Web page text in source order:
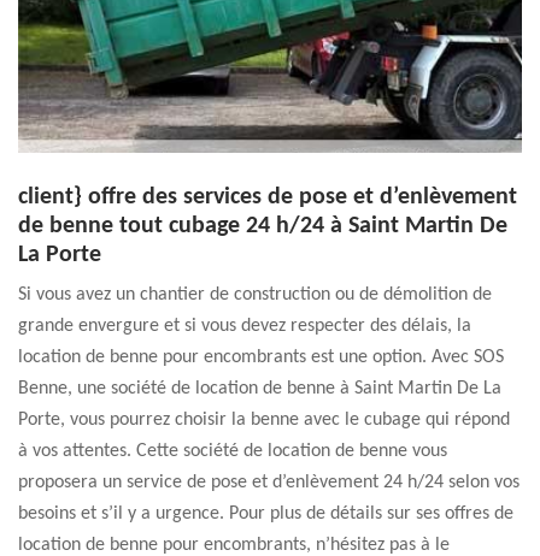
client} offre des services de pose et d’enlèvement
de benne tout cubage 24 h/24 à Saint Martin De
La Porte
Si vous avez un chantier de construction ou de démolition de
grande envergure et si vous devez respecter des délais, la
location de benne pour encombrants est une option. Avec SOS
Benne, une société de location de benne à Saint Martin De La
Porte, vous pourrez choisir la benne avec le cubage qui répond
à vos attentes. Cette société de location de benne vous
proposera un service de pose et d’enlèvement 24 h/24 selon vos
besoins et s’il y a urgence. Pour plus de détails sur ses offres de
location de benne pour encombrants, n’hésitez pas à le